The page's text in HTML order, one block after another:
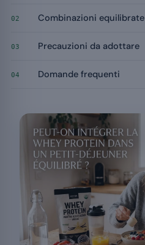
02 Combinazioni equilibrate
03 Precauzioni da adottare
04 Domande frequenti